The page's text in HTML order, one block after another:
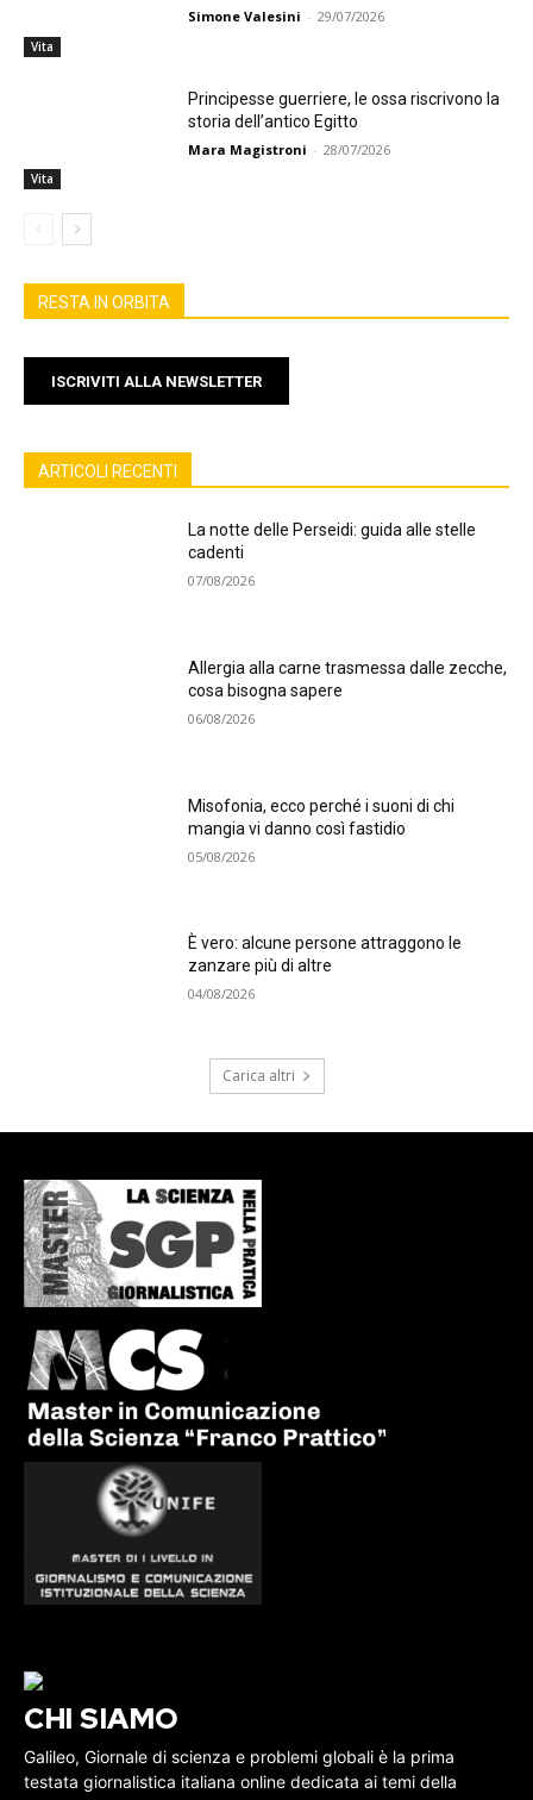
Vita
Simone Valesini - 29/07/2026
Vita
Principesse guerriere, le ossa riscrivono la
storia dell’antico Egitto
Mara Magistroni - 28/07/2026
RESTA IN ORBITA
ISCRIVITI ALLA NEWSLETTER
ARTICOLI RECENTI
La notte delle Perseidi: guida alle stelle
cadenti
07/08/2026
Allergia alla carne trasmessa dalle zecche,
cosa bisogna sapere
06/08/2026
Misofonia, ecco perché i suoni di chi
mangia vi danno così fastidio
05/08/2026
È vero: alcune persone attraggono le
zanzare più di altre
04/08/2026
Carica altri
CHI SIAMO
Galileo, Giornale di scienza e problemi globali è la prima
testata giornalistica italiana online dedicata ai temi della